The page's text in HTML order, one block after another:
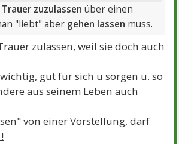
Trauer zuzulassen über einen
"liebt" aber gehen lassen muss.
zulassen, weil sie doch auch
gut für sich u sorgen u. so
aus seinem Leben auch
von einer Vorstellung, darf